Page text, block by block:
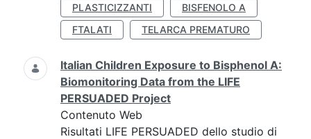
PLASTICIZZANTI
BISFENOLO A
FTALATI
TELARCA PREMATURO
Italian Children Exposure to Bisphenol A:
Biomonitoring Data from the LIFE
PERSUADED Project
Contenuto Web
Risultati LIFE PERSUADED dello studio di